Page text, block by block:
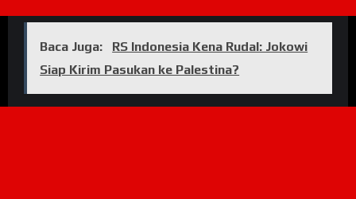
Baca Juga:
RS Indonesia Kena Rudal: Jokowi
Siap Kirim Pasukan ke Palestina?